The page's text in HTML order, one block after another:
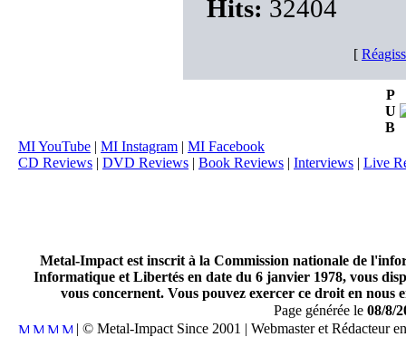
Hits: 32404
[
P
U
B
MI YouTube | MI Instagram | MI Facebook
CD Reviews | DVD Reviews | Book Reviews | Interviews | Live
Metal-Impact est inscrit à la Commission nationale de
Informatique et Libertés en date du 6 janvier 1978, vous
vous concernent. Vous pouvez exercer ce droit en
Page générée le 08/8/
| © Metal-Impact Since 2001 | Webmaster et Rédacteur